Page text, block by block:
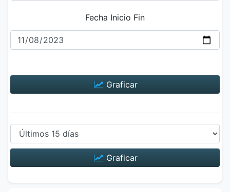
Fecha Inicio Fin
Graficar
Graficar